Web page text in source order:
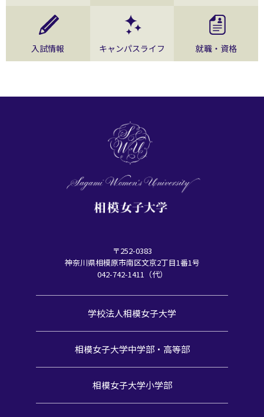
入試情報 キャンパスライフ 就職・資格
〒252-0383
神奈川県相模原市南区文京2丁目1番1号
042-742-1411（代）
学校法人相模女子大学
相模女子大学中学部・高等部
相模女子大学小学部